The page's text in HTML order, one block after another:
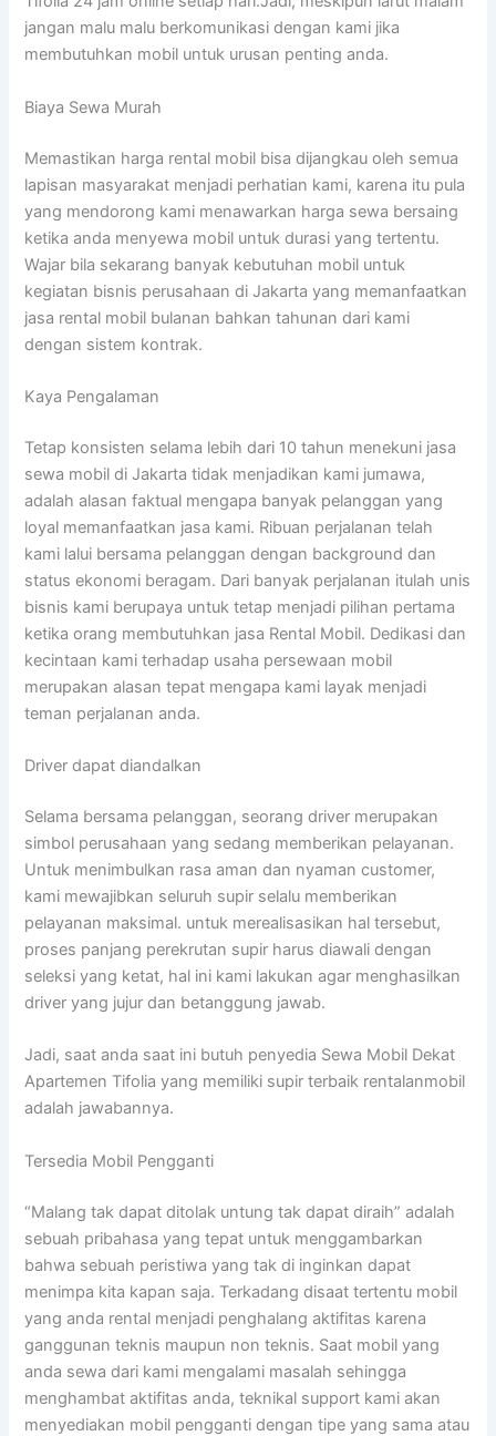
jangan malu malu berkomunikasi dengan kami jika
membutuhkan mobil untuk urusan penting anda.
Biaya Sewa Murah
Memastikan harga rental mobil bisa dijangkau oleh semua
lapisan masyarakat menjadi perhatian kami, karena itu pula
yang mendorong kami menawarkan harga sewa bersaing
ketika anda menyewa mobil untuk durasi yang tertentu.
Wajar bila sekarang banyak kebutuhan mobil untuk
kegiatan bisnis perusahaan di Jakarta yang memanfaatkan
jasa rental mobil bulanan bahkan tahunan dari kami
dengan sistem kontrak.
Kaya Pengalaman
Tetap konsisten selama lebih dari 10 tahun menekuni jasa
sewa mobil di Jakarta tidak menjadikan kami jumawa,
adalah alasan faktual mengapa banyak pelanggan yang
loyal memanfaatkan jasa kami. Ribuan perjalanan telah
kami lalui bersama pelanggan dengan background dan
status ekonomi beragam. Dari banyak perjalanan itulah unis
bisnis kami berupaya untuk tetap menjadi pilihan pertama
ketika orang membutuhkan jasa Rental Mobil. Dedikasi dan
kecintaan kami terhadap usaha persewaan mobil
merupakan alasan tepat mengapa kami layak menjadi
teman perjalanan anda.
Driver dapat diandalkan
Selama bersama pelanggan, seorang driver merupakan
simbol perusahaan yang sedang memberikan pelayanan.
Untuk menimbulkan rasa aman dan nyaman customer,
kami mewajibkan seluruh supir selalu memberikan
pelayanan maksimal. untuk merealisasikan hal tersebut,
proses panjang perekrutan supir harus diawali dengan
seleksi yang ketat, hal ini kami lakukan agar menghasilkan
driver yang jujur dan betanggung jawab.
Jadi, saat anda saat ini butuh penyedia Sewa Mobil Dekat
Apartemen Tifolia yang memiliki supir terbaik rentalanmobil
adalah jawabannya.
Tersedia Mobil Pengganti
“Malang tak dapat ditolak untung tak dapat diraih” adalah
sebuah pribahasa yang tepat untuk menggambarkan
bahwa sebuah peristiwa yang tak di inginkan dapat
menimpa kita kapan saja. Terkadang disaat tertentu mobil
yang anda rental menjadi penghalang aktifitas karena
ganggunan teknis maupun non teknis. Saat mobil yang
anda sewa dari kami mengalami masalah sehingga
menghambat aktifitas anda, teknikal support kami akan
menyediakan mobil pengganti dengan tipe yang sama atau